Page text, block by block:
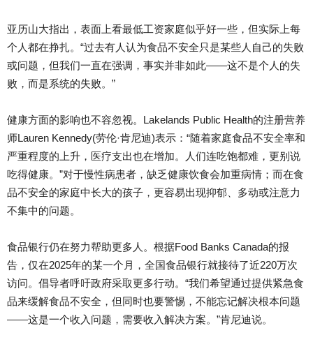
亚历山大指出，表面上看最低工资家庭似乎好一些，但实际上每
个人都在挣扎。“过去有人认为食品不安全只是某些人自己的失败
或问题，但我们一直在强调，事实并非如此——这不是个人的失
败，而是系统的失败。”
健康方面的影响也不容忽视。Lakelands Public Health的注册营养
师Lauren Kennedy(劳伦·肯尼迪)表示：“随着家庭食品不安全率和
严重程度的上升，医疗支出也在增加。人们连吃饱都难，更别说
吃得健康。”对于慢性病患者，缺乏健康饮食会加重病情；而在食
品不安全的家庭中长大的孩子，更容易出现抑郁、多动或注意力
不集中的问题。
食品银行仍在努力帮助更多人。根据Food Banks Canada的报
告，仅在2025年的某一个月，全国食品银行就接待了近220万次
访问。倡导者呼吁政府采取更多行动。“我们希望通过提供紧急食
品来缓解食品不安全，但同时也要警惕，不能忘记解决根本问题
——这是一个收入问题，需要收入解决方案。”肯尼迪说。